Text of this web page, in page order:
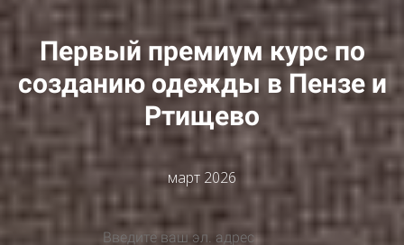
Первый премиум курс по
созданию одежды в Пензе и
Ртищево
март 2026